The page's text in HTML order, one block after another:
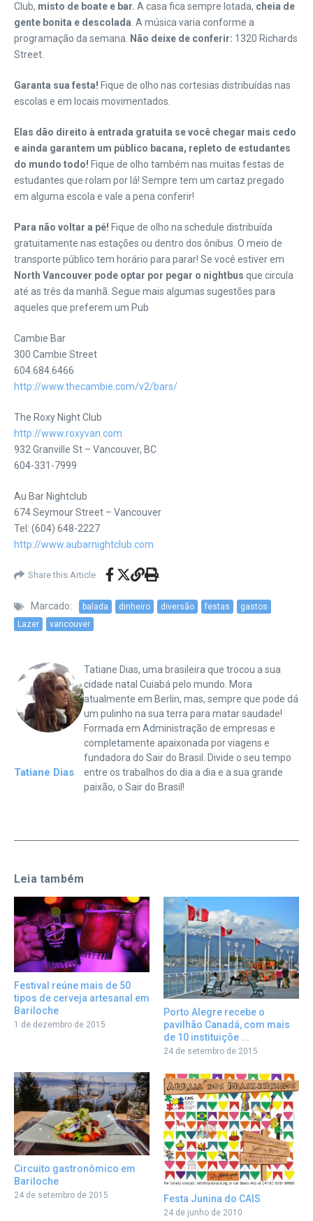
Club, misto de boate e bar. A casa fica sempre lotada, cheia de
gente bonita e descolada . A música varia conforme a
programação da semana.
Não deixe de conferir: 1320 Richards
Street.
Garanta sua festa! Fique de olho nas cortesias distribuídas nas
escolas e em locais movimentados.
Elas dão direito à entrada gratuita se você chegar mais cedo
e ainda garantem um público bacana, repleto de estudantes
do mundo todo! Fique de olho também nas muitas festas de
estudantes que rolam por lá! Sempre tem um cartaz pregado
em alguma escola e vale a pena conferir!
Para não voltar a pé! Fique de olho na schedule distribuída
gratuitamente nas estações ou dentro dos ônibus. O meio de
transporte público tem horário para parar! Se você estiver em
North Vancouver pode optar por pegar o nightbus que circula
até as três da manhã. Segue mais algumas sugestões para
aqueles que preferem um Pub
Cambie Bar
300 Cambie Street
604.684.6466
http://www.thecambie.com/v2/bars/
The Roxy Night Club
http://www.roxyvan.com
932 Granville St – Vancouver, BC
604-331-7999
Au Bar Nightclub
674 Seymour Street – Vancouver
Tel: (604) 648-2227
http://www.aubarnightclub.com
Share this Article
Marcado: balada dinheiro diversão festas
gastos
Lazer
vancouver
Tatiane Dias
Tatiane Dias, uma brasileira que trocou a sua
cidade natal Cuiabá pelo mundo. Mora
atualmente em Berlin, mas, sempre que pode dá
um pulinho na sua terra para matar saudade!
Formada em Administração de empresas e
completamente apaixonada por viagens e
fundadora do Sair do Brasil. Divide o seu tempo
entre os trabalhos do dia a dia e a sua grande
paixão, o Sair do Brasil!
Leia também
Festival reúne mais de 50
tipos de cerveja artesanal em
Bariloche
1 de dezembro de 2015
Porto Alegre recebe o
pavilhão Canadá, com mais
de 10 instituiçõe ...
24 de setembro de 2015
Circuito gastronômico em
Bariloche
24 de setembro de 2015 Festa Junina do CAIS
24 de junho de 2010